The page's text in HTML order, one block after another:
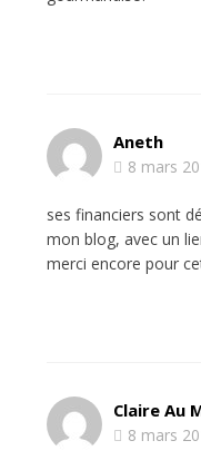
Aneth
8 mars
ses financiers sont
mon blog, avec un
merci encore pour
Claire Au
8 mars